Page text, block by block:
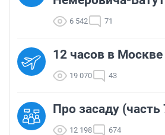
6 542 71
12 часов в Москве
19 070 43
Про засаду (часть
12 198 674